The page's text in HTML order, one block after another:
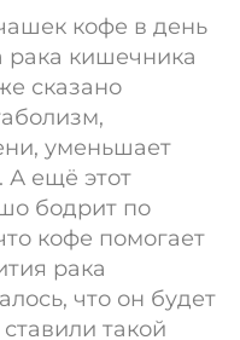
кофе в день
кишечника
сказано
уменьшает
А ещё этот
бодрит по
кофе помогает
рака
что он будет
такой